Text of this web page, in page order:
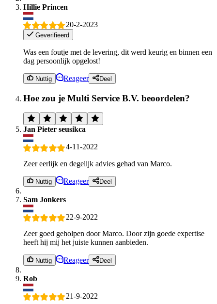
Hillie Princen
20-2-2023
Geverifieerd
Was een foutje met de levering, dit werd keurig en binnen een
dag persoonlijk opgelost!
Nuttig Reageer Deel
Hoe zou je Multi Service B.V. beoordelen?
Jan Pieter seusikca
4-11-2022
Zeer eerlijk en degelijk advies gehad van Marco.
Nuttig Reageer Deel
Sam Jonkers
22-9-2022
Zeer goed geholpen door Marco. Door zijn goede expertise
heeft hij mij het juiste kunnen aanbieden.
Nuttig Reageer Deel
Rob
21-9-2022